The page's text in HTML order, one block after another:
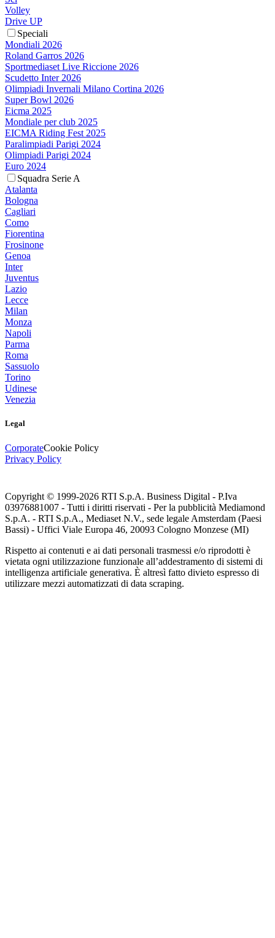
Volley
Drive UP
Speciali
Mondiali 2026
Roland Garros 2026
Sportmediaset Live Riccione 2026
Scudetto Inter 2026
Olimpiadi Invernali Milano Cortina 2026
Super Bowl 2026
Eicma 2025
Mondiale per club 2025
EICMA Riding Fest 2025
Paralimpiadi Parigi 2024
Olimpiadi Parigi 2024
Euro 2024
Squadra Serie A
Atalanta
Bologna
Cagliari
Como
Fiorentina
Frosinone
Genoa
Inter
Juventus
Lazio
Lecce
Milan
Monza
Napoli
Parma
Roma
Sassuolo
Torino
Udinese
Venezia
Legal
CorporateCookie Policy
Privacy Policy
Copyright © 1999-2026 RTI S.p.A. Business Digital - P.Iva
03976881007 - Tutti i diritti riservati - Per la pubblicità Mediamond
S.p.A. - RTI S.p.A., Mediaset N.V., sede legale Amsterdam (Paesi
Bassi) - Uffici Viale Europa 46, 20093 Cologno Monzese (MI)
Rispetto ai contenuti e ai dati personali trasmessi e/o riprodotti è
vietata ogni utilizzazione funzionale all’addestramento di sistemi di
intelligenza artificiale generativa. È altresì fatto divieto espresso di
utilizzare mezzi automatizzati di data scraping.